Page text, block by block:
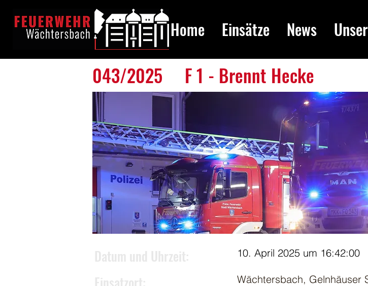
Home Einsätze News
043/2025 F 1 - Brennt Hecke
10. April 2025 um 16:42:00
Wächtersbach, Gelnhäuser